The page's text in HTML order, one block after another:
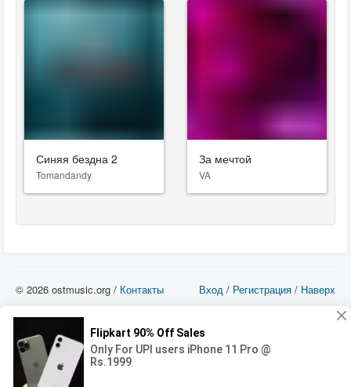
Синяя бездна 2
Tomandandy
За мечтой
VA
Вход / Регистрация / Наверх
© 2026 ostmusic.org / Контакты
можете использовать такие материалы только в том в случае, если
использование производится с ознакомительными целями - для прочих целей
вы должны приобрести лицензионную запись.